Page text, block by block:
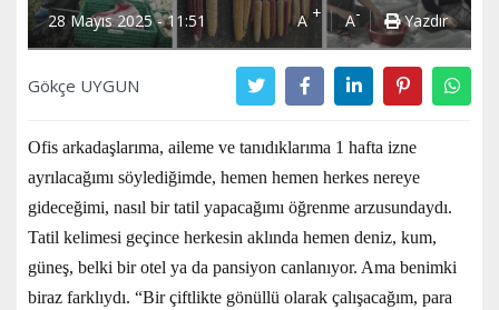
28 Mayıs 2025 - 11:51 A+ A- Yazdır
Gökçe UYGUN
Ofis arkadaşlarıma, aileme ve tanıdıklarıma 1 hafta izne
ayrılacağımı söylediğimde, hemen hemen herkes nereye
gideceğimi, nasıl bir tatil yapacağımı öğrenme arzusundaydı.
Tatil kelimesi geçince herkesin aklında hemen deniz, kum,
güneş, belki bir otel ya da pansiyon canlanıyor. Ama benimki
biraz farklıydı. “Bir çiftlikte gönüllü olarak çalışacağım, para